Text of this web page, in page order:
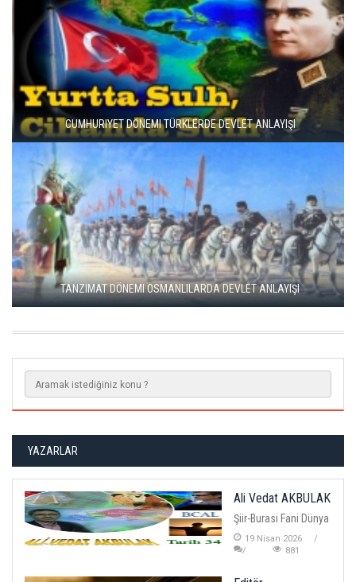
OSMANLILARDA DEVLET TEŞKILATI
İLK MÜSLÜMAN TÜRKLERDE DEVLET TEŞKILATI
YAZARLAR
Ali Vedat AKBULAK
Şiir-Burası Fani Dünya
19 Nisan 2026
881